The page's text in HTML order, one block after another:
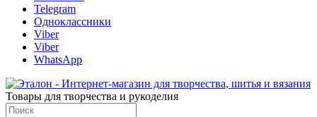
Telegram
Одноклассники
Viber
Viber
WhatsApp
Товары для творчества и рукоделия